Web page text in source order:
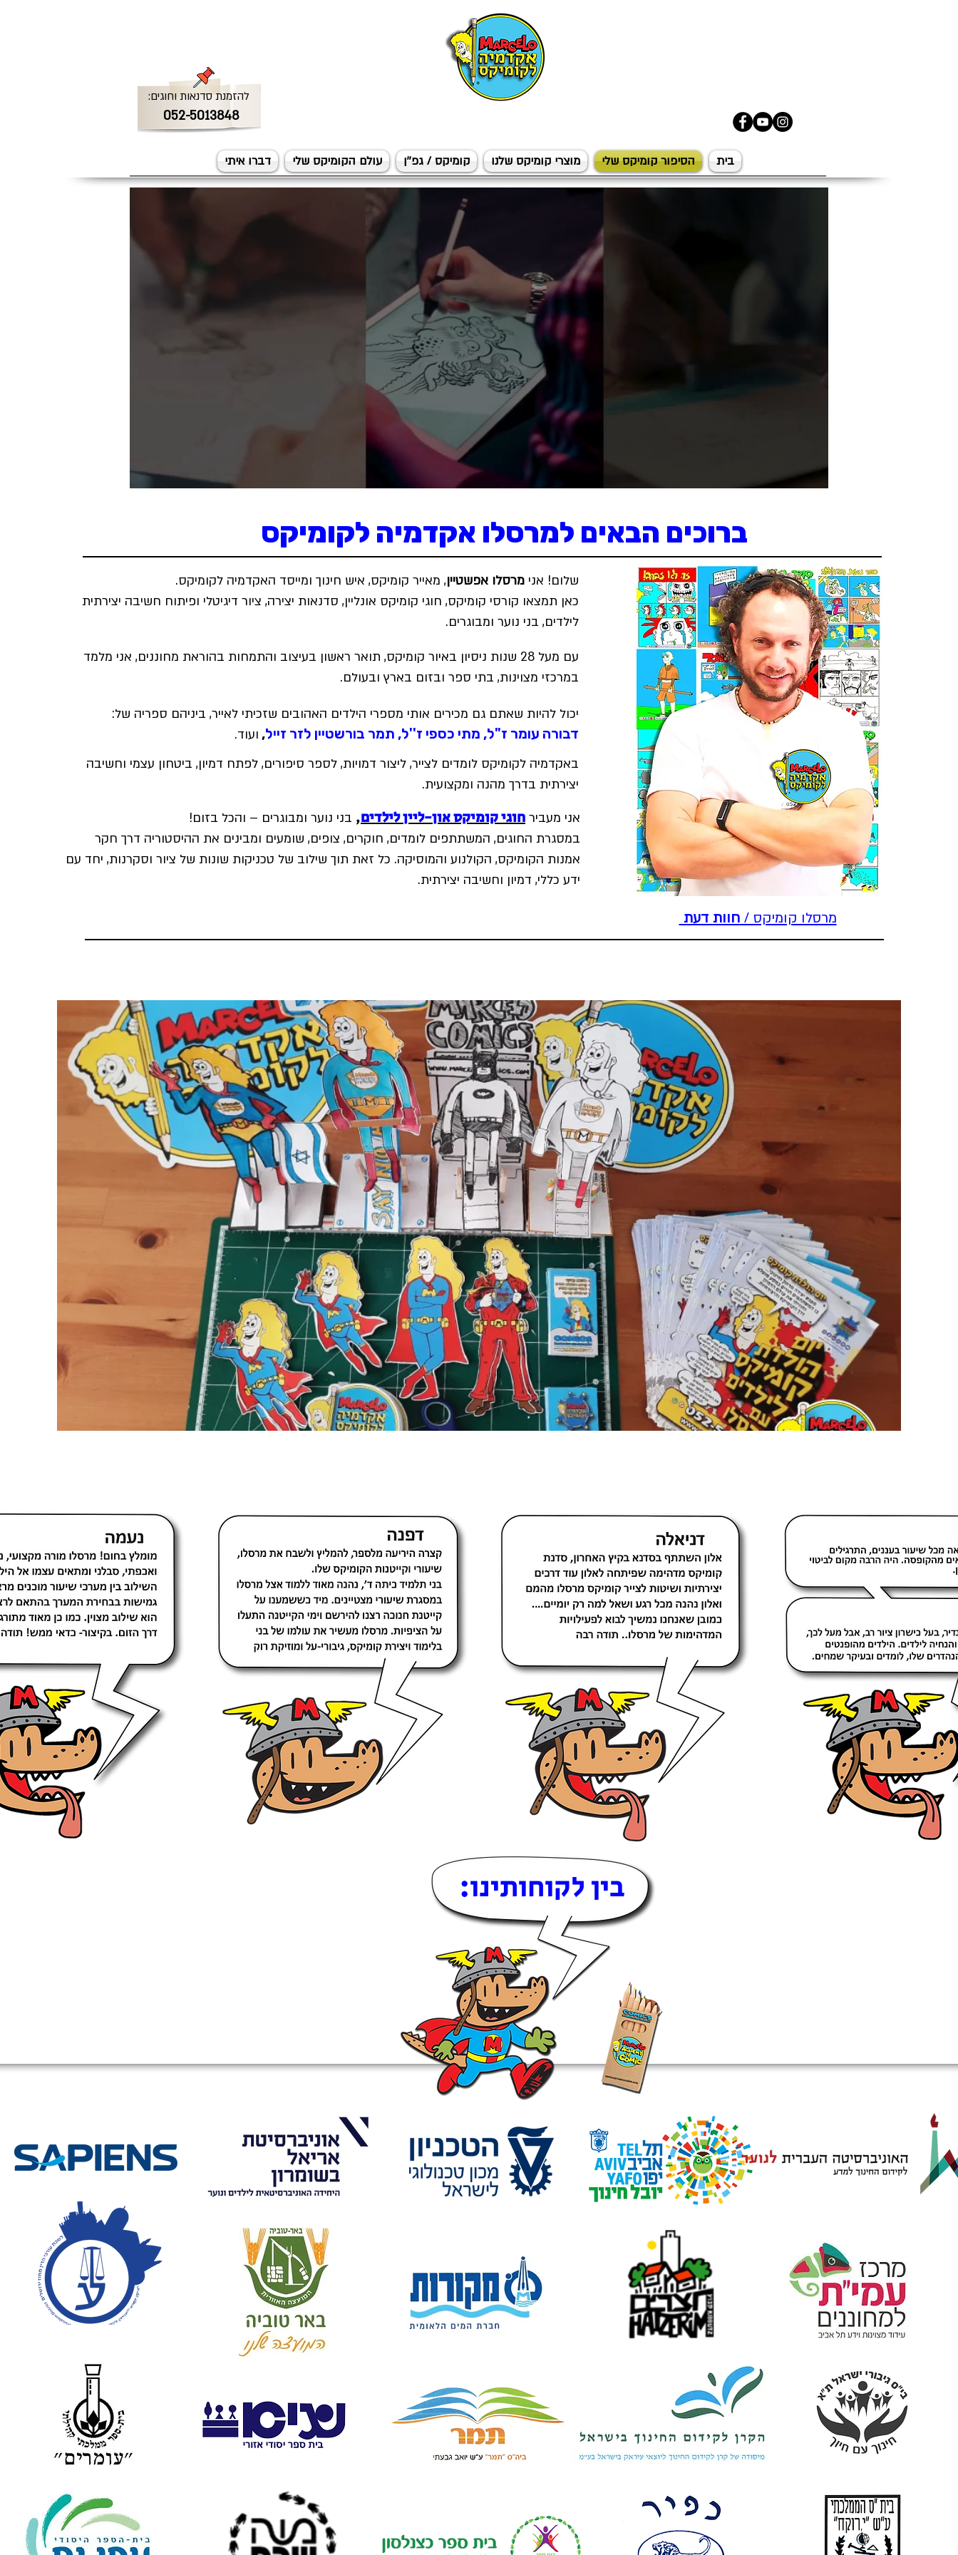
להזמנת סדנאות וחוגים:
052-5013848
בית הסיפור קומיקס שלי מוצרי קומיקס שלנו קומיקס / גפ''ן עולם הקומיקס שלי דברו איתי
ברוכים הבאים למרסלו אקדמיה לקומיקס
שלום! אני מרסלו אפשטיין, מאייר קומיקס, איש חינוך ומייסד האקדמיה לקומיקס.
כאן תמצאו קורסי קומיקס, חוגי קומיקס אונליין, סדנאות יצירה, ציור דיגיטלי ופיתוח חשיבה יצירתית
לילדים, בני נוער ומבוגרים.
עם מעל 28 שנות ניסיון באיור קומיקס, תואר ראשון בעיצוב והתמחות בהוראת מחוננים, אני מלמד
במרכזי מצוינות, בתי ספר ובזום בארץ ובעולם.
יכול להיות שאתם גם מכירים אותי מספרי הילדים האהובים שזכיתי לאייר, ביניהם ספריה של:
דבורה עומר ז"ל, מתי כספי ז''ל, תמר בורשטיין לזר זייל, ועוד.
באקדמיה לקומיקס לומדים לצייר, ליצור דמויות, לספר סיפורים, לפתח דמיון, ביטחון עצמי וחשיבה
יצירתית בדרך מהנה ומקצועית.
אני מעביר חוגי קומיקס און-ליין לילדים, בני נוער ומבוגרים – והכל בזום!
במסגרת החוגים, המשתתפים לומדים, חוקרים, צופים, שומעים ומבינים את ההיסטוריה דרך חקר
אמנות הקומיקס, הקולנוע והמוסיקה. כל זאת תוך שילוב של טכניקות שונות של ציור וסקרנות, יחד עם
ידע כללי, דמיון וחשיבה יצירתית.
מרסלו קומיקס /חוות דעת
:בין לקוחותינו